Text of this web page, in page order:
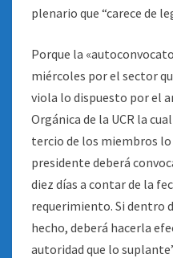
plenario que “carece de
Porque la
miércoles por el sector
viola lo dispuesto por el
Orgánica de la UCR la
tercio de los miembros
presidente deberá
diez días a contar de la
requerimiento. Si dentro
hecho, deberá hacerla
autoridad que lo